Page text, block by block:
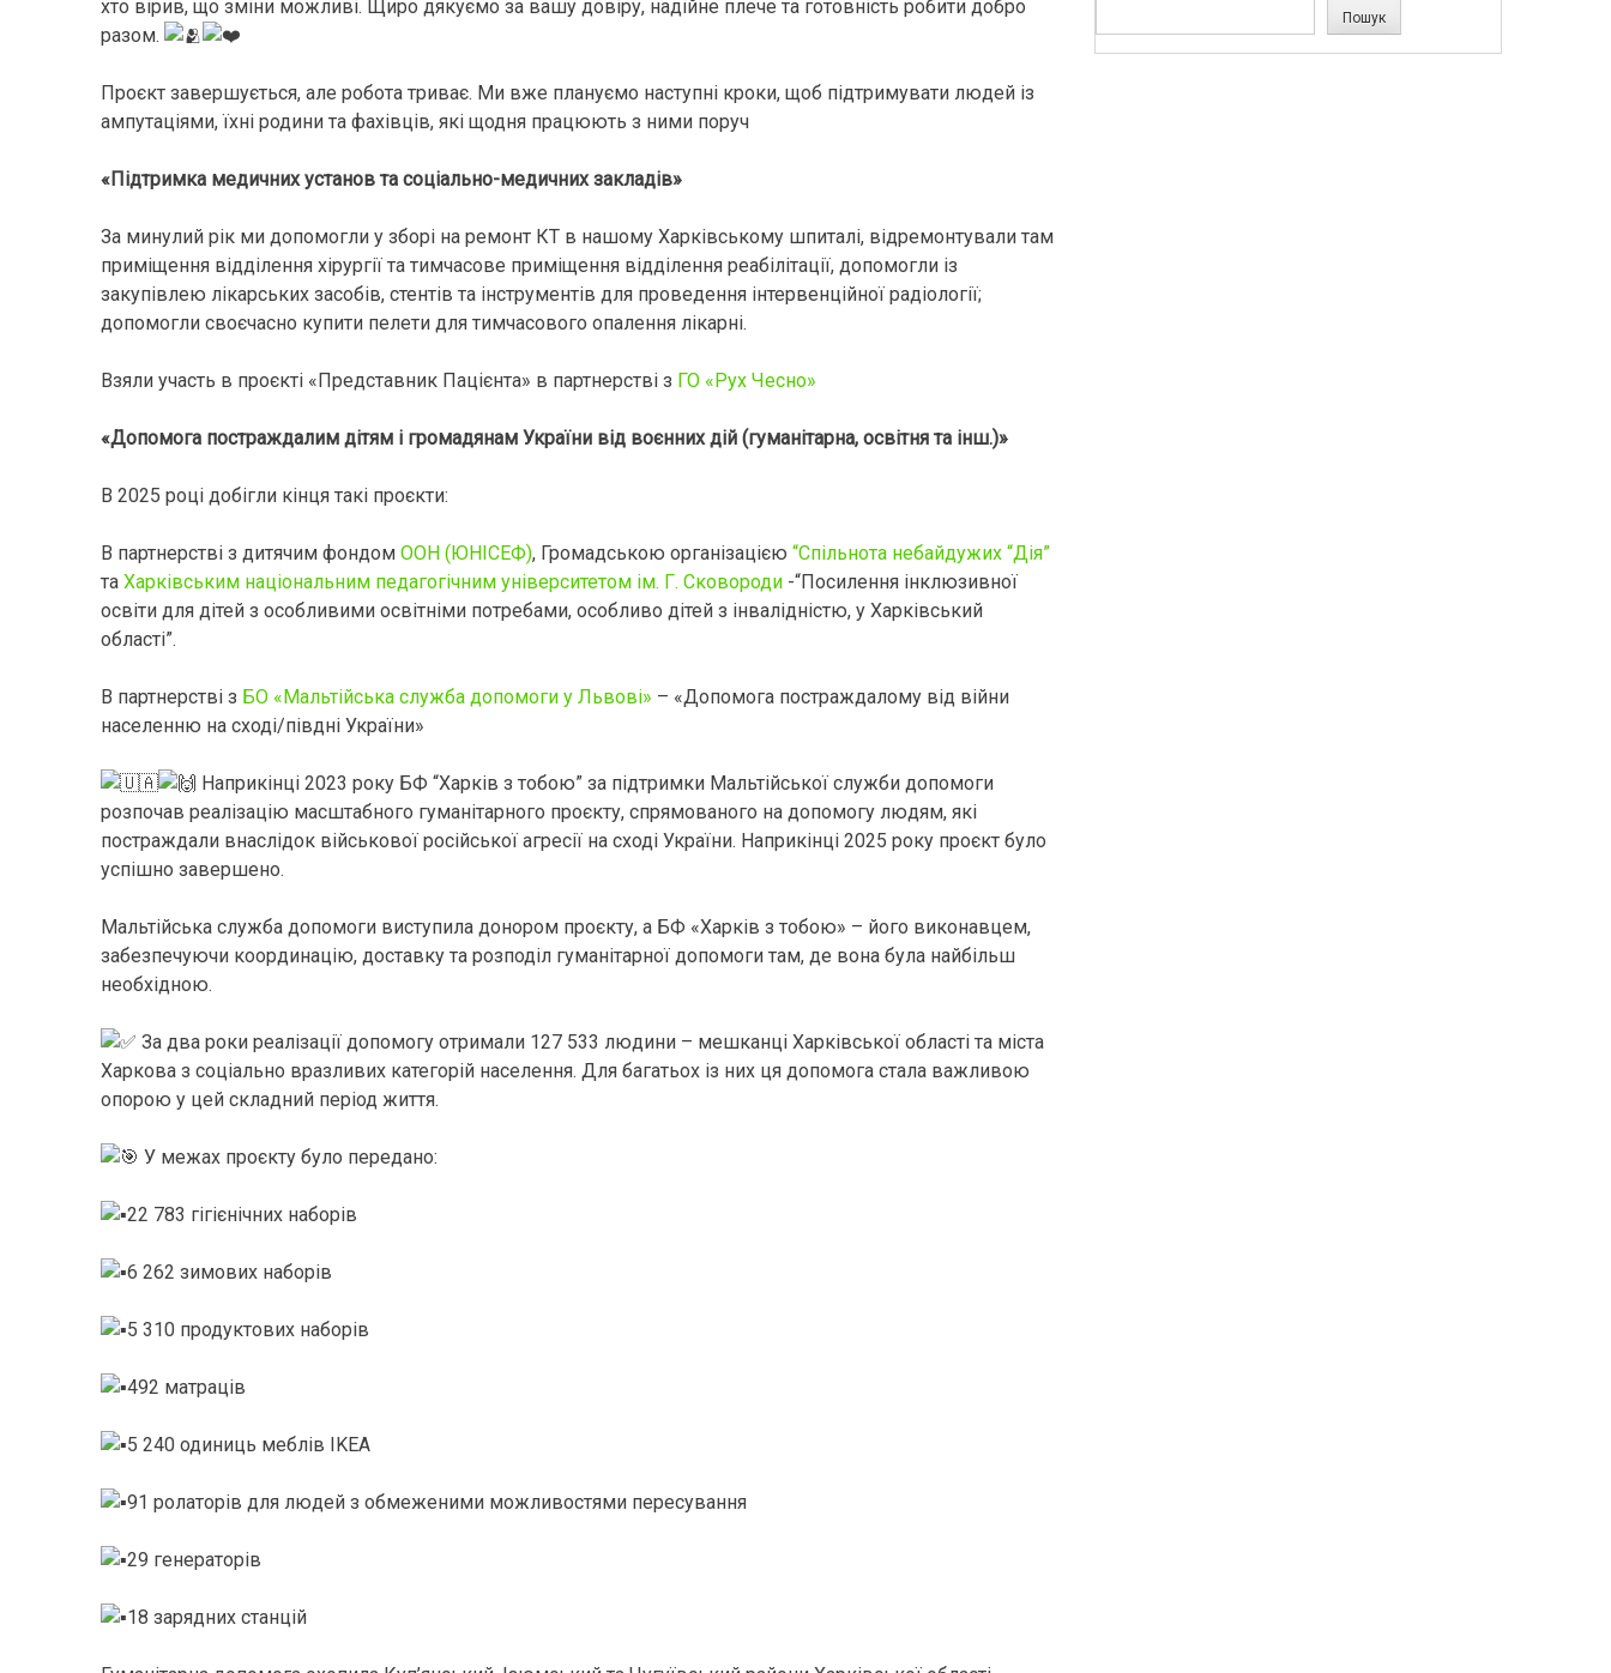
хто вірив, що зміни можливі. Щиро дякуємо за вашу довіру, надійне плече та готовність робити добро
разом.
Проєкт завершується, але робота триває. Ми вже плануємо наступні кроки, щоб підтримувати людей із
ампутаціями, їхні родини та фахівців, які щодня працюють з ними поруч
«Підтримка медичних установ та соціально-медичних закладів»
За минулий рік ми допомогли у зборі на ремонт КТ в нашому Харківському шпиталі, відремонтували там
приміщення відділення хірургії та тимчасове приміщення відділення реабілітації, допомогли із
закупівлею лікарських засобів, стентів та інструментів для проведення інтервенційної радіології;
допомогли своєчасно купити пелети для тимчасового опалення лікарні.
Взяли участь в проєкті «Представник Пацієнта» в партнерстві з ГО «Рух Чесно»
«Допомога постраждалим дітям і громадянам України від воєнних дій (гуманітарна, освітня та інш.)»
В 2025 році добігли кінця такі проєкти:
В партнерстві з дитячим фондом ООН (ЮНІСЕФ), Громадською організацією “Спільнота небайдужих “Дія”
та Харківським національним педагогічним університетом ім. Г. Сковороди -“Посилення інклюзивної
освіти для дітей з особливими освітніми потребами, особливо дітей з інвалідністю, у Харківський
області”.
В партнерстві з БО «Мальтійська служба допомоги у Львові» – «Допомога постраждалому від війни
населенню на сході/півдні України»
Наприкінці 2023 року БФ “Харків з тобою” за підтримки Мальтійської служби допомоги
розпочав реалізацію масштабного гуманітарного проєкту, спрямованого на допомогу людям, які
постраждали внаслідок військової російської агресії на сході України. Наприкінці 2025 року проєкт було
успішно завершено.
Мальтійська служба допомоги виступила донором проєкту, а БФ «Харків з тобою» – його виконавцем,
забезпечуючи координацію, доставку та розподіл гуманітарної допомоги там, де вона була найбільш
необхідною.
За два роки реалізації допомогу отримали 127 533 людини – мешканці Харківської області та міста
Харкова з соціально вразливих категорій населення. Для багатьох із них ця допомога стала важливою
опорою у цей складний період життя.
У межах проєкту було передано:
22 783 гігієнічних наборів
6 262 зимових наборів
5 310 продуктових наборів
492 матраців
5 240 одиниць меблів IKEA
91 ролаторів для людей з обмеженими можливостями пересування
29 генераторів
18 зарядних станцій
Пошук